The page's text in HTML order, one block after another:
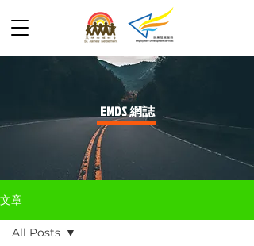
​EMDS 網誌
文章
All Posts